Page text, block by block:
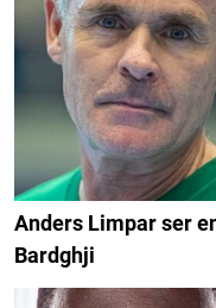
Anders Limpar ser
Bardghji